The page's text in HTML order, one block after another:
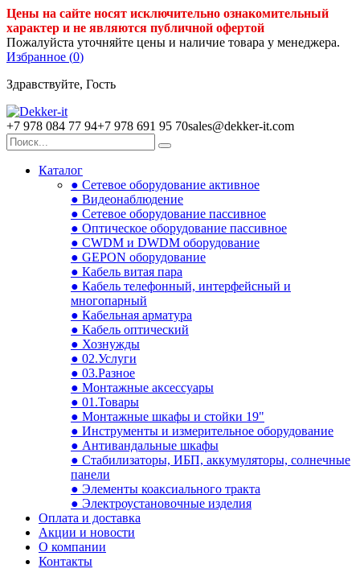
Цены на сайте носят исключительно ознакомительный
характер и не являются публичной офертой
Пожалуйста уточняйте цены и наличие товара у менеджера.
Избранное (0)
Здравствуйте, Гость
+7 978 084 77 94+7 978 691 95 70sales@dekker-it.com
Каталог
● Сетевое оборудование активное
● Видеонаблюдение
● Сетевое оборудование пассивное
● Оптическое оборудование пассивное
● CWDM и DWDM оборудование
● GEPON оборудование
● Кабель витая пара
● Кабель телефонный, интерфейсный и
многопарный
● Кабельная арматура
● Кабель оптический
● Хознужды
● 02.Услуги
● 03.Разное
● Монтажные аксессуары
● 01.Товары
● Монтажные шкафы и стойки 19"
● Инструменты и измерительное оборудование
● Антивандальные шкафы
● Стабилизаторы, ИБП, аккумуляторы, солнечные
панели
● Элементы коаксиального тракта
● Электроустановочные изделия
Оплата и доставка
Акции и новости
О компании
Контакты